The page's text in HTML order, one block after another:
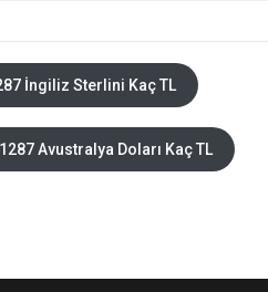
İngiliz Sterlini Kaç TL
1287 Avustralya Doları Kaç TL